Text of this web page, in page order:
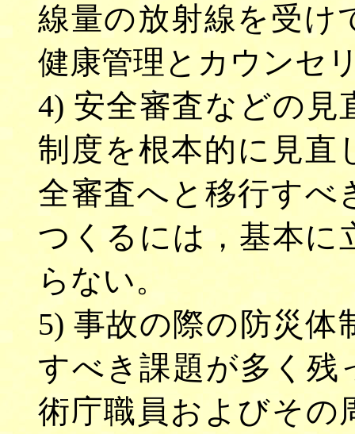
線量の放射線を受け
健康管理とカウンセ
4) 安全審査などの
制度を根本的に見直
全審査へと移行すべ
つくるには，基本に
らない。
5) 事故の際の防災
すべき課題が多く残
術庁職員およびその